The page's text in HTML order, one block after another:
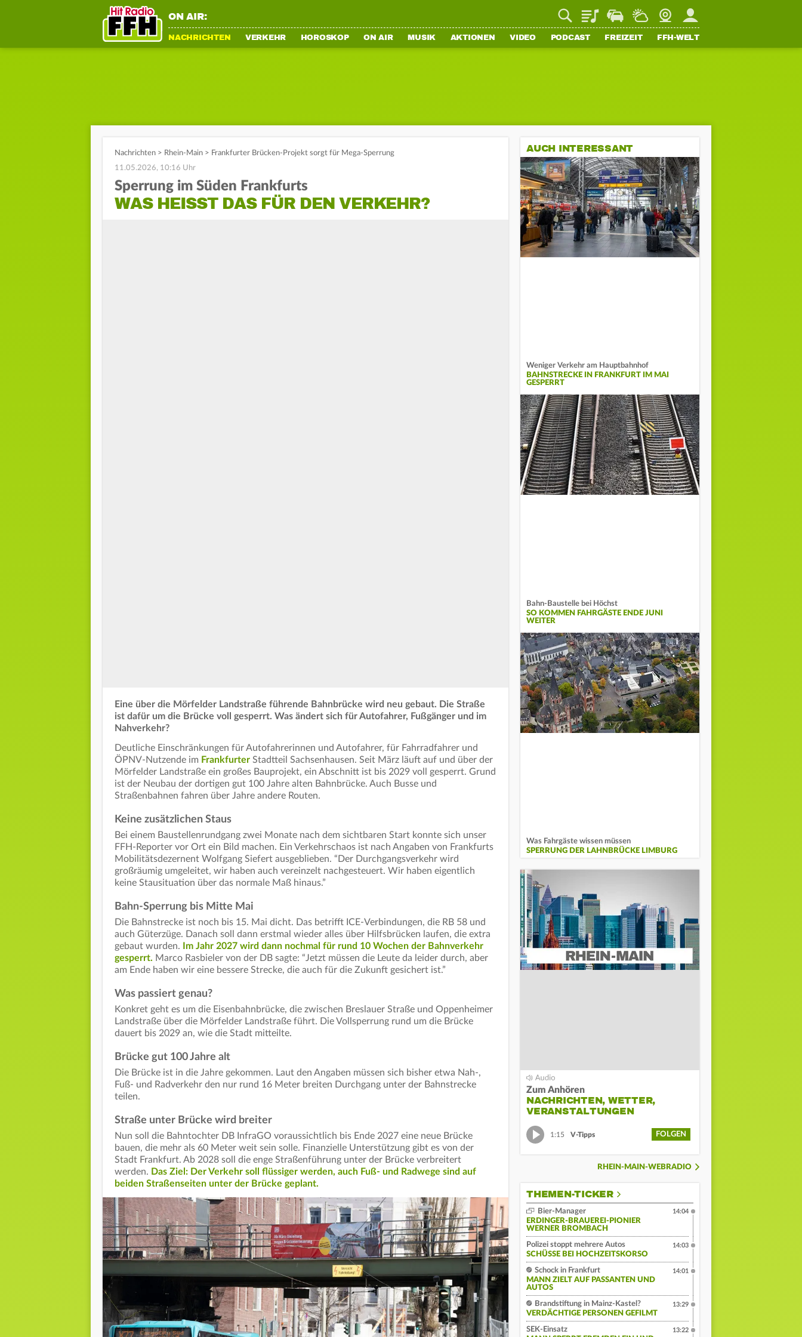
ON AIR: PlaylistStaupilotWetterWebcamMein FFH
NACHRICHTEN VERKEHR HOROSKOP ON AIR MUSIK AKTIONEN VIDEO PODCAST FREIZEIT FFH-WELT
Nachrichten > Rhein-Main > Frankfurter Brücken-Projekt sorgt für Mega-Sperrung
11.05.2026, 10:16 Uhr
Sperrung im Süden Frankfurts
WAS HEISST DAS FÜR DEN VERKEHR?
Eine über die Mörfelder Landstraße führende Bahnbrücke wird neu gebaut. Die Straße
ist dafür um die Brücke voll gesperrt. Was ändert sich für Autofahrer, Fußgänger und im
Nahverkehr?
Deutliche Einschränkungen für Autofahrerinnen und Autofahrer, für Fahrradfahrer und
ÖPNV-Nutzende im Frankfurter Stadtteil Sachsenhausen. Seit März läuft auf und über der
Mörfelder Landstraße ein großes Bauprojekt, ein Abschnitt ist bis 2029 voll gesperrt. Grund
ist der Neubau der dortigen gut 100 Jahre alten Bahnbrücke. Auch Busse und
Straßenbahnen fahren über Jahre andere Routen.
Keine zusätzlichen Staus
Bei einem Baustellenrundgang zwei Monate nach dem sichtbaren Start konnte sich unser
FFH-Reporter vor Ort ein Bild machen. Ein Verkehrschaos ist nach Angaben von Frankfurts
Mobilitätsdezernent Wolfgang Siefert ausgeblieben. “Der Durchgangsverkehr wird
großräumig umgeleitet, wir haben auch vereinzelt nachgesteuert. Wir haben eigentlich
keine Stausituation über das normale Maß hinaus.”
Bahn-Sperrung bis Mitte Mai
Die Bahnstrecke ist noch bis 15. Mai dicht. Das betrifft ICE-Verbindungen, die RB 58 und
auch Güterzüge. Danach soll dann erstmal wieder alles über Hilfsbrücken laufen, die extra
gebaut wurden.
Im Jahr 2027 wird dann nochmal für rund 10 Wochen der Bahnverkehr
gesperrt. Marco Rasbieler von der DB sagte: “Jetzt müssen die Leute da leider durch, aber
am Ende haben wir eine bessere Strecke, die auch für die Zukunft gesichert ist.”
Was passiert genau?
Konkret geht es um die Eisenbahnbrücke, die zwischen Breslauer Straße und Oppenheimer
Landstraße über die Mörfelder Landstraße führt. Die Vollsperrung rund um die Brücke
dauert bis 2029 an, wie die Stadt mitteilte.
Brücke gut 100 Jahre alt
Die Brücke ist in die Jahre gekommen. Laut den Angaben müssen sich bisher etwa Nah-,
Fuß- und Radverkehr den nur rund 16 Meter breiten Durchgang unter der Bahnstrecke
teilen.
Straße unter Brücke wird breiter
Nun soll die Bahntochter DB InfraGO voraussichtlich bis Ende 2027 eine neue Brücke
bauen, die mehr als 60 Meter weit sein solle. Finanzielle Unterstützung gibt es von der
Stadt Frankfurt. Ab 2028 soll die enge Straßenführung unter der Brücke verbreitert
werden. Das Ziel: Der Verkehr soll flüssiger werden, auch Fuß- und Radwege sind auf
beiden Straßenseiten unter der Brücke geplant.
AUCH INTERESSANT
Weniger Verkehr am Hauptbahnhof
BAHNSTRECKE IN FRANKFURT IM MAI
GESPERRT
Bahn-Baustelle bei Höchst
SO KOMMEN FAHRGÄSTE ENDE JUNI
WEITER
Was Fahrgäste wissen müssen
SPERRUNG DER LAHNBRÜCKE LIMBURG
Zum Anhören
NACHRICHTEN, WETTER,
VERANSTALTUNGEN
1:15 V-Tipps FOLGEN
RHEIN-MAIN-WEBRADIO
THEMEN-TICKER
Bier-Manager
ERDINGER-BRAUEREI-PIONIER
WERNER BROMBACH
14:04
Polizei stoppt mehrere Autos
SCHÜSSE BEI HOCHZEITSKORSO
14:03
Schock in Frankfurt
MANN ZIELT AUF PASSANTEN UND
AUTOS
14:01
Brandstiftung in Mainz-Kastel?
VERDÄCHTIGE PERSONEN GEFILMT
13:29
SEK-Einsatz
13:22